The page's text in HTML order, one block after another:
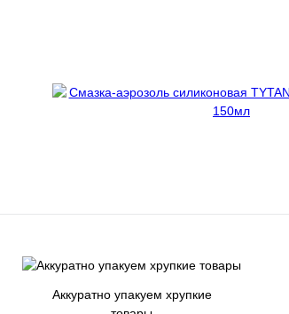
Аккуратно упакуем хрупкие